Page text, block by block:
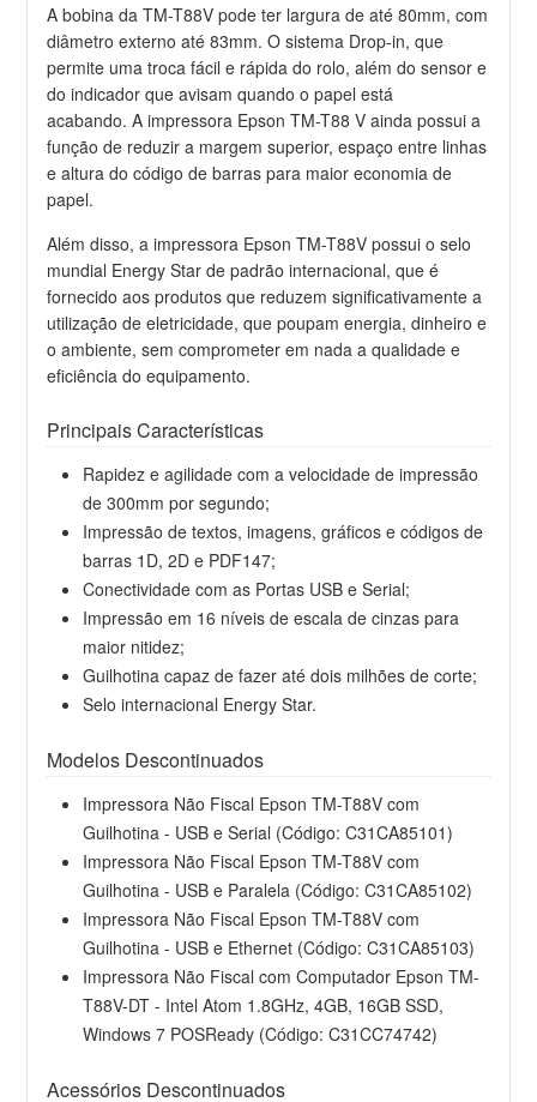
A bobina da TM-T88V pode ter largura de até 80mm, com
diâmetro externo até 83mm. O sistema Drop-in, que
permite uma troca fácil e rápida do rolo, além do sensor e
do indicador que avisam quando o papel está
acabando. A impressora Epson TM-T88 V ainda possui a
função de reduzir a margem superior, espaço entre linhas
e altura do código de barras para maior economia de
papel.
Além disso, a impressora Epson TM-T88V possui o selo
mundial Energy Star de padrão internacional, que é
fornecido aos produtos que reduzem significativamente a
utilização de eletricidade, que poupam energia, dinheiro e
o ambiente, sem comprometer em nada a qualidade e
eficiência do equipamento.
Principais Características
Rapidez e agilidade com a velocidade de impressão
de 300mm por segundo;
Impressão de textos, imagens, gráficos e códigos de
barras 1D, 2D e PDF147;
Conectividade com as Portas USB e Serial;
Impressão em 16 níveis de escala de cinzas para
maior nitidez;
Guilhotina capaz de fazer até dois milhões de corte;
Selo internacional Energy Star.
Modelos Descontinuados
Impressora Não Fiscal Epson TM-T88V com
Guilhotina - USB e Serial (Código: C31CA85101)
Impressora Não Fiscal Epson TM-T88V com
Guilhotina - USB e Paralela (Código: C31CA85102)
Impressora Não Fiscal Epson TM-T88V com
Guilhotina - USB e Ethernet (Código: C31CA85103)
Impressora Não Fiscal com Computador Epson TM-
T88V-DT - Intel Atom 1.8GHz, 4GB, 16GB SSD,
Windows 7 POSReady (Código: C31CC74742)
Acessórios Descontinuados